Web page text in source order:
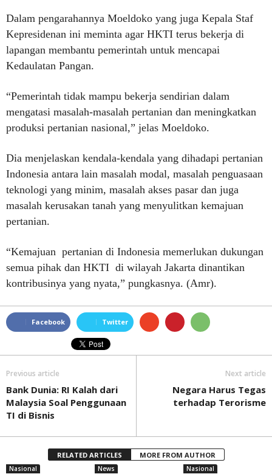
Dalam pengarahannya Moeldoko yang juga Kepala Staf
Kepresidenan ini meminta agar HKTI terus bekerja di
lapangan membantu pemerintah untuk mencapai
Kedaulatan Pangan.
“Pemerintah tidak mampu bekerja sendirian dalam
mengatasi masalah-masalah pertanian dan meningkatkan
produksi pertanian nasional,” jelas Moeldoko.
Dia menjelaskan kendala-kendala yang dihadapi pertanian
Indonesia antara lain masalah modal, masalah penguasaan
teknologi yang minim, masalah akses pasar dan juga
masalah kerusakan tanah yang menyulitkan kemajuan
pertanian.
“Kemajuan pertanian di Indonesia memerlukan dukungan
semua pihak dan HKTI di wilayah Jakarta dinantikan
kontribusinya yang nyata,” pungkasnya. (Amr).
Facebook Twitter
Previous article
Bank Dunia: RI Kalah dari
Malaysia Soal Penggunaan
TI di Bisnis
Next article
Negara Harus Tegas
terhadap Terorisme
RELATED ARTICLES MORE FROM AUTHOR
Nasional News Nasional